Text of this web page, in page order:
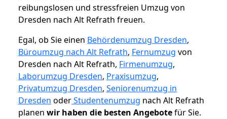
reibungslosen und stressfreien Umzug von
Dresden nach Alt Refrath freuen.
Egal, ob Sie einen Behördenumzug Dresden,
Büroumzug nach Alt Refrath, Fernumzug von
Dresden nach Alt Refrath, Firmenumzug,
Laborumzug Dresden, Praxisumzug,
Privatumzug Dresden, Seniorenumzug in
Dresden oderStudentenumzug nach Alt Refrath
planen wir haben die besten Angebotefür Sie.